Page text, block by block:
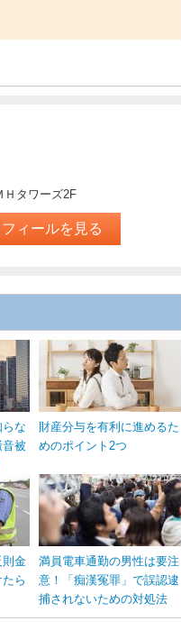
タワーズ2F
ィールを見る
な
被
財産分与を有利に進めるた
めのポイント2つ
則金
ら
満員電車通勤の男性は要注
意！「痴漢冤罪」で誤認逮
捕されないための対処法